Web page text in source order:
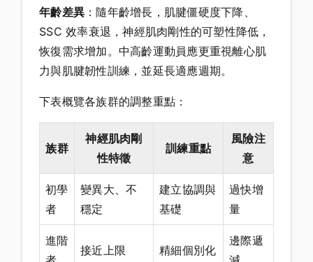
年齡差異 ：隨年齡增長，肌腱僵硬度下降、
SSC 效率衰退，神經肌肉剛性的可塑性降低，
恢復需求增加。中高齡運動員應更重視離心肌
力與肌腱韌性訓練，並延長適應週期。
下表概覽各族群的調整重點：
族群
神經肌肉剛
性特徵
訓練重點
風險注
意
初學
者
變異大、不
穩定
建立協調與
基礎
過快增
量
進階
接近上限 精細個別化
邊際遞